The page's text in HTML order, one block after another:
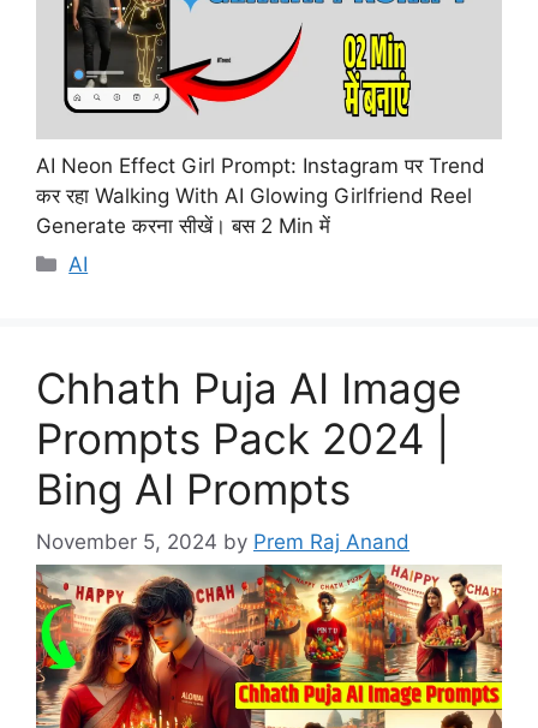
AI Neon Effect Girl Prompt: Instagram पर Trend
कर रहा Walking With AI Glowing Girlfriend Reel
Generate करना सीखें। बस 2 Min में
Categories
AI
Chhath Puja AI Image
Prompts Pack 2024 |
Bing AI Prompts
November 5, 2024 by Prem Raj Anand